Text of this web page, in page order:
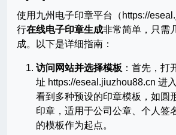
使用九州电子印章平台（https://
行在线电子印章生成非常简单，只需
成。以下是详细指南：
访问网站并选择模板 ：首先，打
址 https://eseal.jiuzhou88.cn 进
看到多种预设的印章模板，如圆
印章，适用于公司公章、个人签
的模板作为起点。